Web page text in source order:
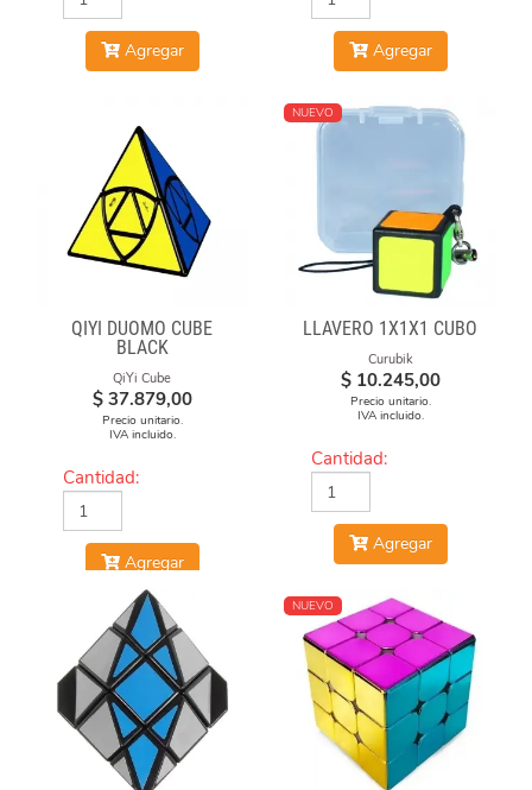
Agregar Agregar
QIYI DUOMO CUBE
BLACK
QiYi Cube
$ 37.879,00
Precio unitario.
IVA incluido.
Cantidad:
Agregar
NUEVO
LLAVERO 1X1X1 CUBO
Curubik
$ 10.245,00
Precio unitario.
IVA incluido.
Cantidad:
Agregar
NUEVO